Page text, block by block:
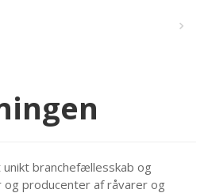
unikt branchefællesskab og
producenter af råvarer og